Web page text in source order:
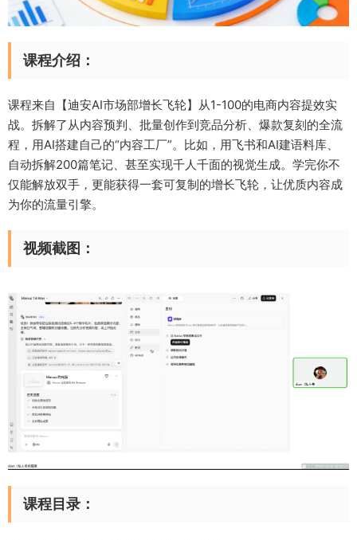
课程介绍：
课程来自【迪安AI市场部增长飞轮】从1-100的电商内容提效实
战。拆解了从内容预判、批量创作到竞品分析、爆款复刻的全流
程，用AI搭建自己的“内容工厂”。比如，用飞书和AI建语料库、
自动拆解200篇笔记、甚至实现千人千面的视觉生成。学完你不
仅能解放双手，更能获得一套可复制的增长飞轮，让优质内容成
为你的流量引擎。
视频截图：
课程目录：